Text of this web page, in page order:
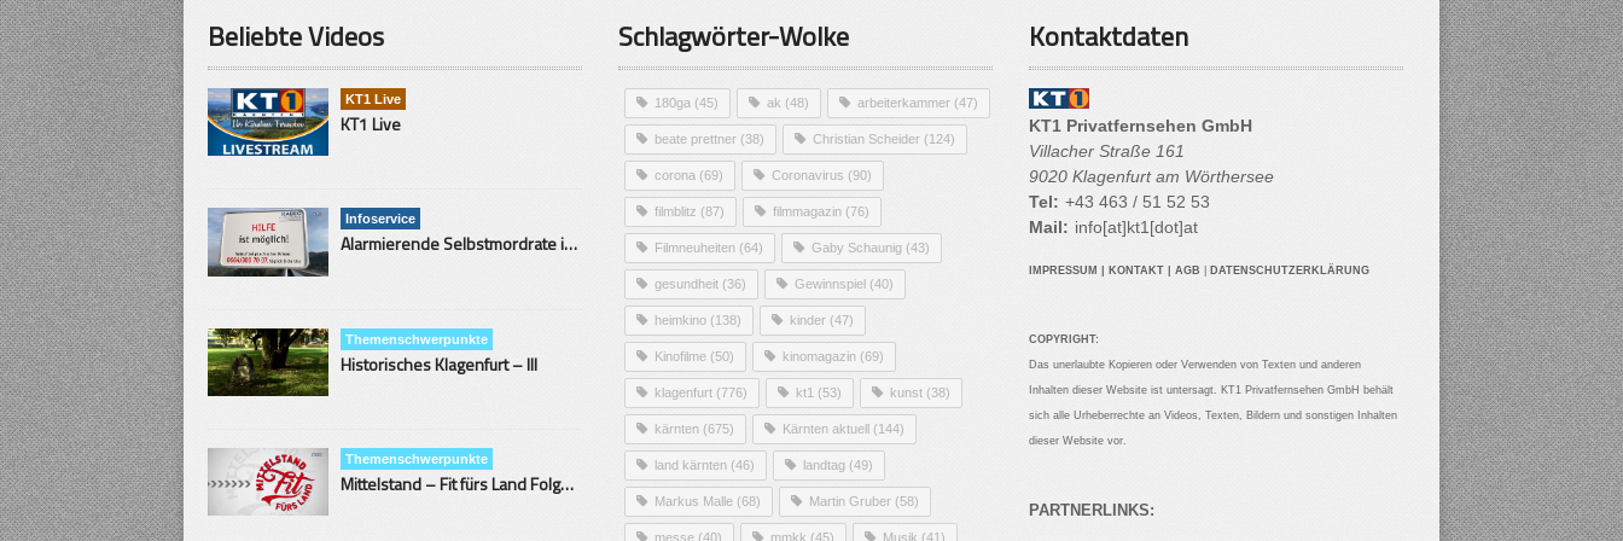
Beliebte Videos
KT1 Live
KT1 Live
Infoservice
Alarmierende Selbstmordrate in Kärnten
Themenschwerpunkte
Historisches Klagenfurt – III
Themenschwerpunkte
Mittelstand – Fit fürs Land Folge 9- Konditor
Schlagwörter-Wolke
180ga (45) ak (48) arbeiterkammer (47)
beate prettner (38) Christian Scheider (124)
corona (69) Coronavirus (90)
filmblitz (87) filmmagazin (76)
Filmneuheiten (64) Gaby Schaunig (43)
gesundheit (36) Gewinnspiel (40)
heimkino (138) kinder (47)
Kinofilme (50) kinomagazin (69)
klagenfurt (776) kt1 (53) kunst (38)
kärnten (675) Kärnten aktuell (144)
land kärnten (46) landtag (49)
Markus Malle (68) Martin Gruber (58)
messe (40) mmkk (45) Musik (41)
Kontaktdaten
KT1 Privatfernsehen GmbH
Villacher Straße 161
9020 Klagenfurt am Wörthersee
Tel: +43 463 / 51 52 53
Mail: info[at]kt1[dot]at
IMPRESSUM KONTAKT AGB DATENSCHUTZERKLÄRUNG
COPYRIGHT:
Das unerlaubte Kopieren oder Verwenden von Texten und anderen
Inhalten dieser Website ist untersagt. KT1 Privatfernsehen GmbH behält
sich alle Urheberrechte an Videos, Texten, Bildern und sonstigen Inhalten
dieser Website vor.
PARTNERLINKS: